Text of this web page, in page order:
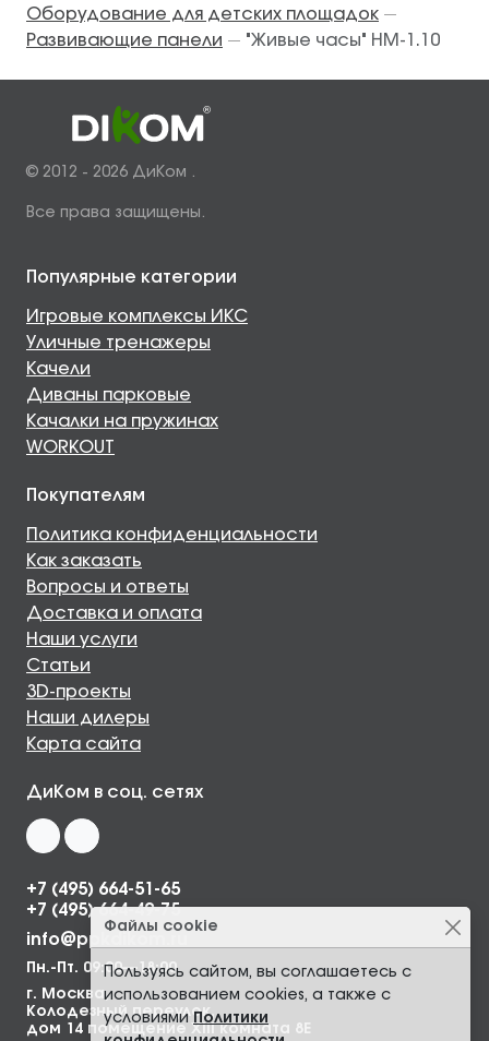
Оборудование для детских площадок —
Развивающие панели — "Живые часы" НМ-1.10
© 2012 - 2026 ДиКом .
Все права защищены.
Файлы cookie
Пользуясь сайтом, вы соглашаетесь с
использованием cookies, а также с
условиями Политики
Популярные категории
Игровые комплексы ИКС
Уличные тренажеры
Качели
Диваны парковые
Качалки на пружинах
WORKOUT
Покупателям
Политика конфиденциальности
Как заказать
Вопросы и ответы
Доставка и оплата
Наши услуги
Статьи
3D-проекты
Наши дилеры
Карта сайта
ДиКом в соц. сетях
+7 (495) 664-51-65
+7 (495) 664-49-75
info@ppkdikom.ru
Пн.-Пт. 09:00—18:00
г. Москва,
Колодезный переулок,
дом 14 помещение XIII комната 8Е